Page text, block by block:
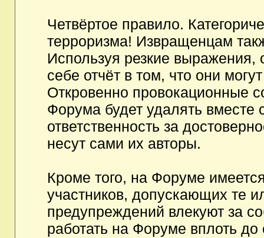
Четвёртое правило.
терроризма! Извращенцам
Используя резкие выражения,
себе отчёт в том, что они
Откровенно провокационные
Форума будет удалять вместе
ответственность за
несут сами их авторы.
Кроме того, на Форуме
участников, допускающих те
предупреждений влекуют за
работать на Форуме вплоть